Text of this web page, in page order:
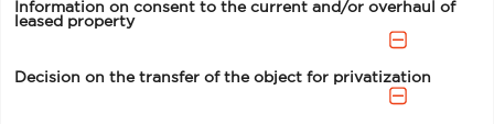
Information on consent to the current and/or overhaul of
leased property
Decision on the transfer of the object for privatization